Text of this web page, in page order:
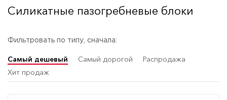
Силикатные пазогребневые блоки
Фильтровать по типу, сначала:
Самый дешевый Самый дорогой
Распродажа
Хит продаж